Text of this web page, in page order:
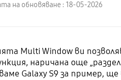
на обновяване : 18-05-2026
Multi Window ви
наричана още
Galaxy S9 за пример,